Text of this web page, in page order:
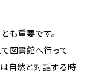
も重要です。
図書館へ行って
自然と対話する時